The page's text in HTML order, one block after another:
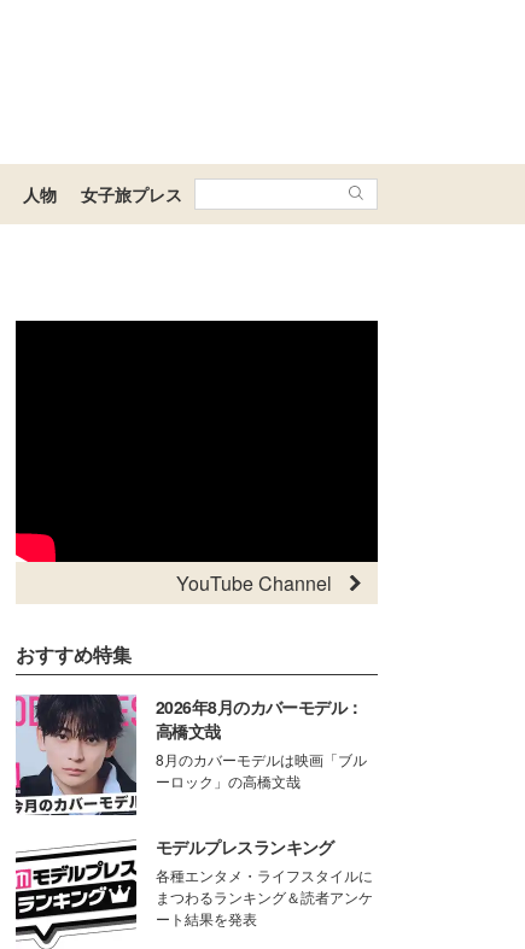
人物 女子旅プレス
YouTube Channel
おすすめ特集
2026年8月のカバーモデル：
高橋文哉
8月のカバーモデルは映画「ブル
ーロック」の高橋文哉
モデルプレスランキング
各種エンタメ・ライフスタイルに
まつわるランキング＆読者アンケ
ート結果を発表